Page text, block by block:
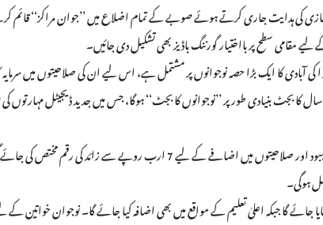
کی ہدایت جاری کرتے ہوئے صوبے کے تمام اضلاع میں ’’جوان مراکز‘‘ قائم
مقامی سطح پر بااختیار گورننگ باڈیز بھی تشکیل دی جائیں۔
کا ایک بڑا حصہ نوجوانوں پر مشتمل ہے، اس لیے ان کی صلاحیتوں میں
بجٹ بنیادی طور پر ’’نوجوانوں کا بجٹ‘‘ ہوگا، جس میں جدید ڈیجیٹل مہارتوں کی
انہوں نے بتایا کہ نئی یوتھ پالیسی کے تحت آئندہ دو برسوں میں نوجوانوں کی ترقی، فلاح و بہبود اور صلاحیتوں میں اضافے کے لیے 7 ارب روپے سے زائد
ہوگی۔
گا جبکہ اعلیٰ تعلیم کے مواقع میں بھی اضافہ کیا جائے گا۔ نوجوان خواتین کے